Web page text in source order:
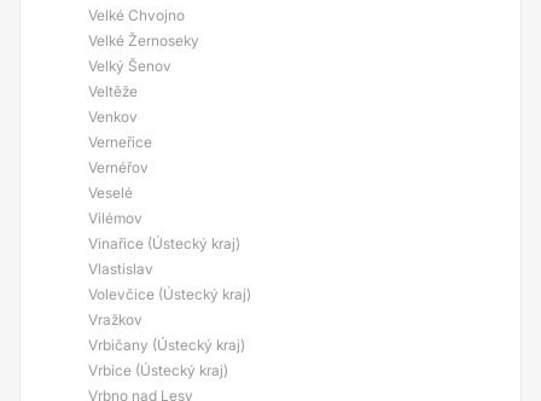
Velké Chvojno
Velké Žernoseky
Velký Šenov
Veltěže
Venkov
Verneřice
Vernéřov
Veselé
Vilémov
Vinařice (Ústecký kraj)
Vlastislav
Volevčice (Ústecký kraj)
Vražkov
Vrbičany (Ústecký kraj)
Vrbice (Ústecký kraj)
Vrbno nad Lesy